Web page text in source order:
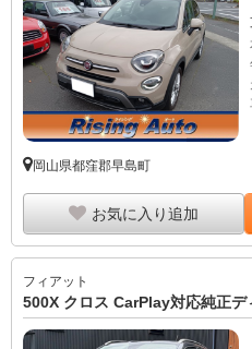
岡山県都窪郡早島町
お気に入り追加
フィアット
500X クロス CarPlay対応純正